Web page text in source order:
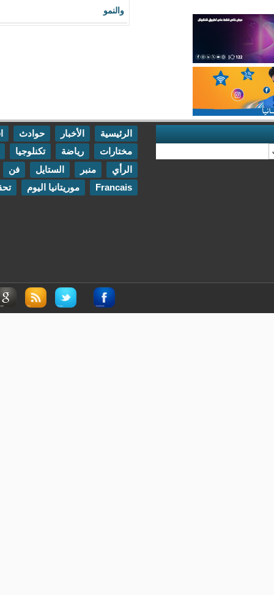
حوادث
اقتصاد
تكنلوجيا
مقابلات
الستايل فن
اتصل بنا
موريتانيا اليوم تحقيقات